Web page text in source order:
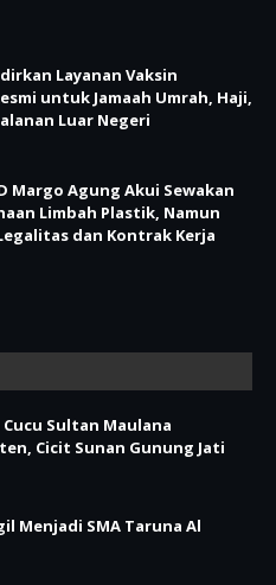
Layanan Vaksin
untuk Jamaah Umrah, Haji,
Luar Negeri
Margo Agung Akui Sewakan
Limbah Plastik, Namun
dan Kontrak Kerja
Sultan Maulana
Cicit Sunan Gunung Jati
Menjadi SMA Taruna Al